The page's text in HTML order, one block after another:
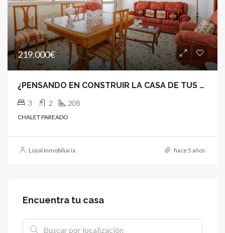
219.000€
¿PENSANDO EN CONSTRUIR LA CASA DE TUS SUEÑOS?
3 2 208
CHALET PAREADO
Loyal Inmobiliaria hace 5 años
Encuentra tu casa